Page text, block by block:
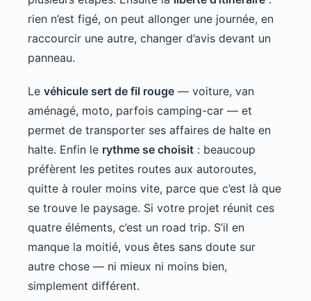
rien n’est figé, on peut allonger une journée, en
raccourcir une autre, changer d’avis devant un
panneau.
Le véhicule sert de fil rouge — voiture, van
aménagé, moto, parfois camping-car — et
permet de transporter ses affaires de halte en
halte. Enfin le rythme se choisit : beaucoup
préfèrent les petites routes aux autoroutes,
quitte à rouler moins vite, parce que c’est là que
se trouve le paysage. Si votre projet réunit ces
quatre éléments, c’est un road trip. S’il en
manque la moitié, vous êtes sans doute sur
autre chose — ni mieux ni moins bien,
simplement différent.